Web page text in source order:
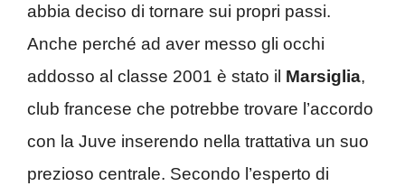
abbia deciso di tornare sui propri passi.
Anche perché ad aver messo gli occhi
addosso al classe 2001 è stato il Marsiglia,
club francese che potrebbe trovare l’accordo
con la Juve inserendo nella trattativa un suo
prezioso centrale. Secondo l’esperto di